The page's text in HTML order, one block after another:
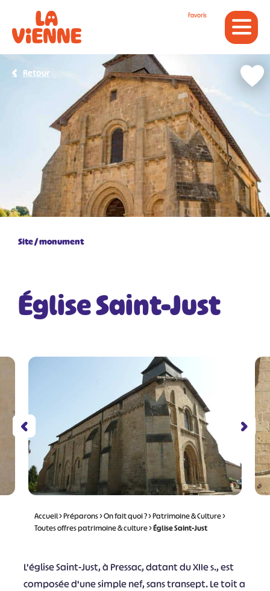
Favoris
Site / monument
Église Saint-Just
Retour
Accueil>Préparons>On fait quoi ?>Patrimoine & Culture>
Toutes offres patrimoine & culture>Église Saint-Just
L'église Saint-Just, à Pressac, datant du XIIe s., est
composée d'une simple nef, sans transept. Le toit a